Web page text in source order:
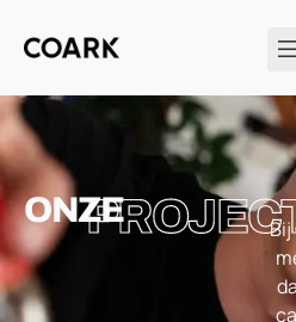
ONZE
Bij